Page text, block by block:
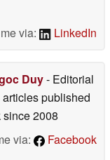
via:
LinkedIn
Duy- Editorial
published
since 2008
via:
Facebook